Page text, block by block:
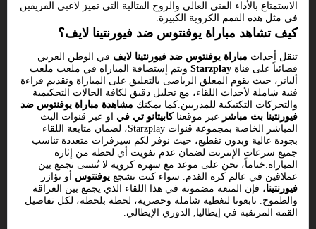
الاستمتاع بالأداء الفني العالي والروح القتالية التي تميز لاعبي الفريقين
في مثل هذه القمم الكروية الكبيرة.
كيف تشاهد مباراة يوفنتوس ضد فيورنتينا لايف؟
تنقل أحداث مباراة يوفنتوس ضد فيورنتينا لايف في الوطن العربي
فضائياً على قناة Starzplay ويتم إستضافة المباراه في ملعب ملعب
أليانز، حيث يقوم المعلق الرياضى بالتعليق على المباراة وتقديم قراءة
فنية شاملة لأحداث اللقاء، مع تحليل دقيق لكافة الحالات التحكيمية
والتحركات التكتيكية للمدربين.كما يمكنك مشاهدة مباراة يوفنتوس ضد
فيورنتينا بث مباشر عبر موقعناكابيتانو تي في او عبر قنوات البث
المباشر الخاصة بمجموعة قنوات Starzplay، لضمان متابعة اللقاء
بجودة عالية وبدون تقطيع، حيث نوفر لكم سيرفرات متعددة تناسب
جميع سرعات الإنترنت لضمان عدم تفويت أي لحظة من إثارة
المباراة.ختاماً، نحن على موعد مع سهرة كروية لا تُنسى تجمع بين
عملاقين في عالم كرة القدم. سواء كنت تشجع يوفنتوس أو تؤازر
فيورنتينا، فإن المتعة مضمونة في هذا اللقاء الذي يجمع بين العراقة
والطموح. تابعونا لتغطية شاملة وحصرية، لحظة بلحظة، لكل تفاصيل
القمة المرتقبة في إيطاليا, الدوري الإيطالي.